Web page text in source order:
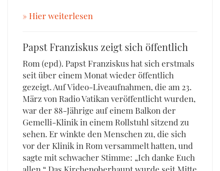
» Hier weiterlesen
Papst Franziskus zeigt sich öffentlich
Rom (epd). Papst Franziskus hat sich erstmals
seit über einem Monat wieder öffentlich
gezeigt. Auf Video-Liveaufnahmen, die am 23.
März von Radio Vatikan veröffentlicht wurden,
war der 88-Jährige auf einem Balkon der
Gemelli-Klinik in einem Rollstuhl sitzend zu
sehen. Er winkte den Menschen zu, die sich
vor der Klinik in Rom versammelt hatten, und
sagte mit schwacher Stimme: „Ich danke Euch
allen.“ Das Kirchenoberhaupt wurde seit Mitte